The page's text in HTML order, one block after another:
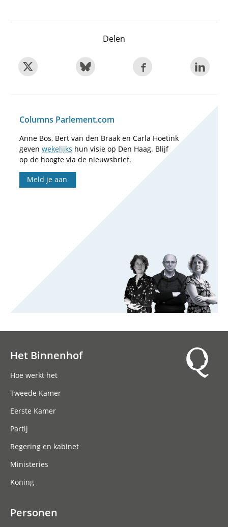
Delen
Columns Parlement.com
Anne Bos, Bert van den Braak en Carla Hoetink
geven wekelijks hun visie op Den Haag. Blijf
op de hoogte via de nieuwsbrief.
Meld je aan
Het Binnenhof
Hoe werkt het
Tweede Kamer
Eerste Kamer
Partij
Regering en kabinet
Ministeries
Koning
Personen